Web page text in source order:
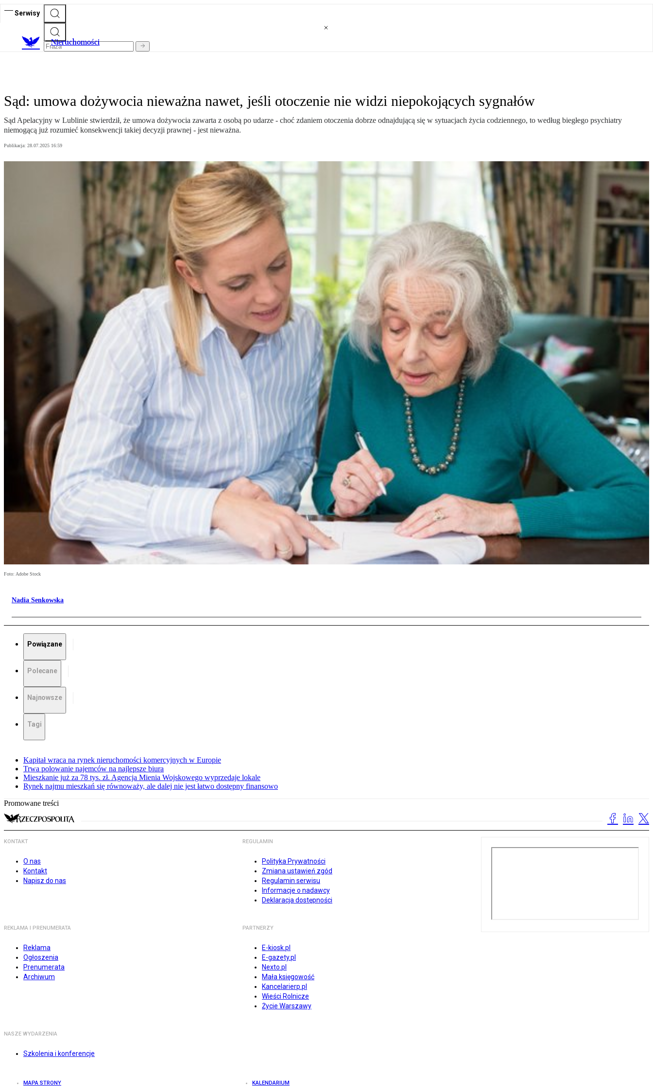
Serwisy
Nieruchomości
Sąd: umowa dożywocia nieważna nawet, jeśli otoczenie nie widzi niepokojących sygnałów
Sąd Apelacyjny w Lublinie stwierdził, że umowa dożywocia zawarta z osobą po udarze - choć zdaniem otoczenia dobrze odnajdującą się w sytuacjach życia codziennego, to według biegłego psychiatry
niemogącą już rozumieć konsekwencji takiej decyzji prawnej - jest nieważna.
Publikacja: 28.07.2025 16:59
Foto: Adobe Stock
Nadia Senkowska
Powiązane
Polecane
Najnowsze
Tagi
Kapitał wraca na rynek nieruchomości komercyjnych w Europie
Trwa polowanie najemców na najlepsze biura
Mieszkanie już za 78 tys. zł. Agencja Mienia Wojskowego wyprzedaje lokale
Rynek najmu mieszkań się równoważy, ale dalej nie jest łatwo dostępny finansowo
Promowane treści
KONTAKT
O nas
Kontakt
Napisz do nas
REGULAMIN
Polityka Prywatności
Zmiana ustawień zgód
Regulamin serwisu
Informacje o nadawcy
Deklaracja dostępności
REKLAMA I PRENUMERATA
Reklama
Ogłoszenia
Prenumerata
Archiwum
PARTNERZY
E-kiosk.pl
E-gazety.pl
Nexto.pl
Mała księgowość
Kancelarierp.pl
Wieści Rolnicze
Życie Warszawy
NASZE WYDARZENIA
Szkolenia i konferencje
MAPA STRONY KALENDARIUM